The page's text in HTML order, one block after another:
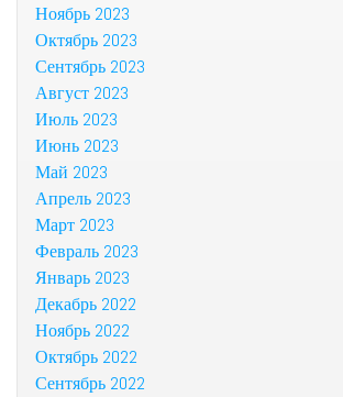
Ноябрь 2023
Октябрь 2023
Сентябрь 2023
Август 2023
Июль 2023
Июнь 2023
Май 2023
Апрель 2023
Март 2023
Февраль 2023
Январь 2023
Декабрь 2022
Ноябрь 2022
Октябрь 2022
Сентябрь 2022